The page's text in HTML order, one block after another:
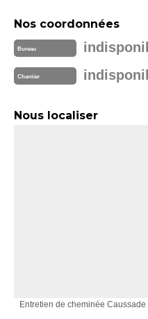
Nos coordonnées
Bureau
Chantier
Nous localiser
Entretien de cheminée Caussade